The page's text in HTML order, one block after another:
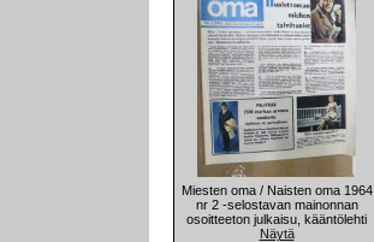
Miesten oma / Naisten oma 1964
nr 2 -selostavan mainonnan
osoitteeton julkaisu, kääntölehti
Näytä